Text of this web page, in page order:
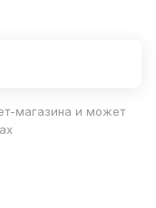
магазина и может